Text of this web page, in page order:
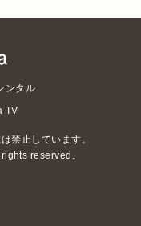
ンタル
TV
禁止しています。
reserved.